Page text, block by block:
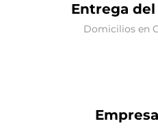
Entrega
Domicilios en